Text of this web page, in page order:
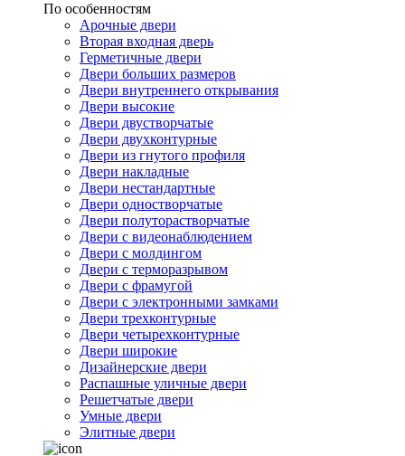
По особенностям
Арочные двери
Вторая входная дверь
Герметичные двери
Двери больших размеров
Двери внутреннего открывания
Двери высокие
Двери двустворчатые
Двери двухконтурные
Двери из гнутого профиля
Двери накладные
Двери нестандартные
Двери одностворчатые
Двери полуторастворчатые
Двери с видеонаблюдением
Двери с молдингом
Двери с терморазрывом
Двери с фрамугой
Двери с электронными замками
Двери трехконтурные
Двери четырехконтурные
Двери широкие
Дизайнерские двери
Распашные уличные двери
Решетчатые двери
Умные двери
Элитные двери